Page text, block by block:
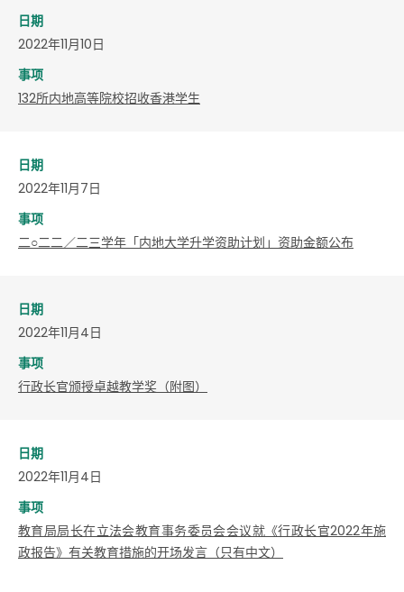
日期
2022年11月10日
事项
132所内地高等院校招收香港学生
日期
2022年11月7日
事项
二○二二／二三学年「内地大学升学资助计划」资助金额公布
日期
2022年11月4日
事项
行政长官颁授卓越教学奖（附图）
日期
2022年11月4日
事项
教育局局长在立法会教育事务委员会会议就《行政长官2022年施
政报告》有关教育措施的开场发言（只有中文）